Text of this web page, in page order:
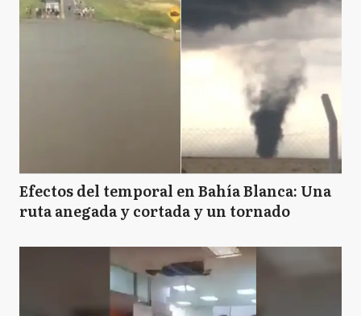
Efectos del temporal en Bahía Blanca: Una
ruta anegada y cortada y un tornado